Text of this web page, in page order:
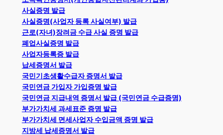
사실증명 발급
사실증명(사업자 등록 사실여부) 발급
근로(자녀)장려금 수급 사실 증명 발급
폐업사실증명 발급
사업자등록증 발급
납세증명서 발급
국민기초생활수급자 증명서 발급
국민연금 가입자 가입증명 발급
국민연금 지급내역 증명서 발급 (국민연금 수급증명)
부가가치세 과세표준 증명 발급
부가가치세 면세사업자 수입금액 증명 발급
지방세 납세증명서 발급